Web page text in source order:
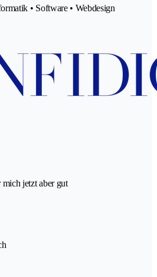
• Software • Webdesign
jetzt aber gut